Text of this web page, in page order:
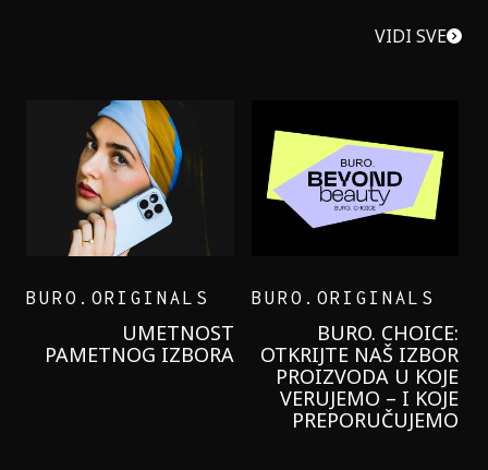
VIDI SVE
GARNIER KREMU I
NIKADA NIŠTA
LAGANIJE NISAM
KORISTILA